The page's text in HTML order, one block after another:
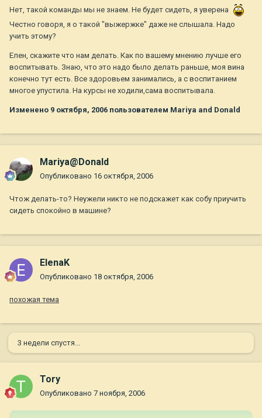
Нет, такой команды мы не знаем. Не будет сидеть, я уверена
Честно говоря, я о такой "выжержке" даже не слышала. Надо
учить этому?
Елен, скажите что нам делать. Как по вашему мнению лучше его
воспитывать. Знаю, что это надо было делать раньше, моя вина
конечно тут есть. Все здоровьем занимались, а с воспитанием
многое упустила. На курсы не ходили,сама воспитывала.
Изменено 9 октября, 2006 пользователем Mariya and Donald
Mariya@Donald
Опубликовано 16 октября, 2006
Чтож делать-то? Неужели никто не подскажет как собу приучить
сидеть спокойно в машине?
ElenaK
Опубликовано 18 октября, 2006
похожая тема
3 недели спустя...
Tory
Опубликовано 7 ноября, 2006